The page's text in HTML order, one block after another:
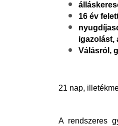
16 év
igazolást,
Válásról,
21 nap,
A rendszeres